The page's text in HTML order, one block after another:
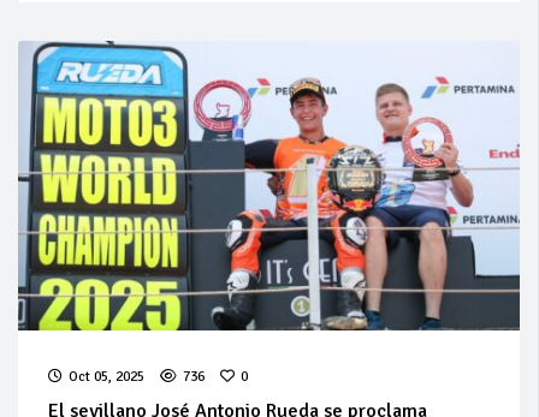
Oct 05, 2025 736 0
El sevillano José Antonio Rueda se proclama